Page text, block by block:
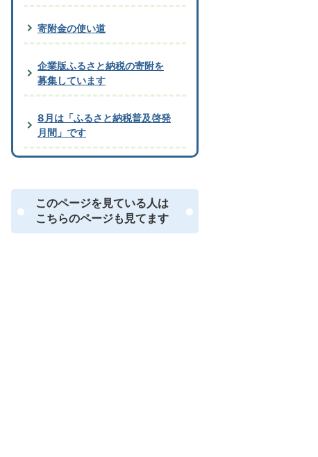
寄附金の使い道
企業版ふるさと納税の寄附を
募集しています
8月は「ふるさと納税普及啓発
月間」です
このページを見ている人は
こちらのページも見てます